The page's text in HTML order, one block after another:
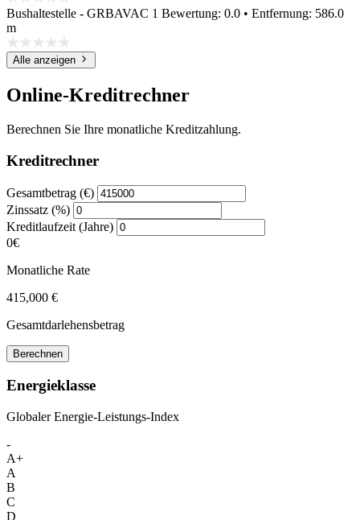
Bushaltestelle - GRBAVAC 1 Bewertung: 0.0 • Entfernung: 586.0
m
Alle anzeigen
Online-Kreditrechner
Berechnen Sie Ihre monatliche Kreditzahlung.
Kreditrechner
Gesamtbetrag (€)
Zinssatz (%)
Kreditlaufzeit (Jahre)
0€
Monatliche Rate
415,000 €
Gesamtdarlehensbetrag
Berechnen
Energieklasse
Globaler Energie-Leistungs-Index
-
A+
A
B
C
D